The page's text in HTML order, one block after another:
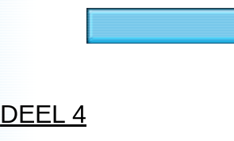
DEEL 4